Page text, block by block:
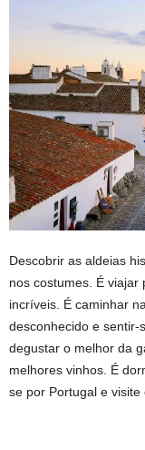
Descobrir as aldeias
nos costumes. É viajar
incríveis. É caminhar
desconhecido e sentir-
degustar o melhor da
melhores vinhos. É
se por Portugal e